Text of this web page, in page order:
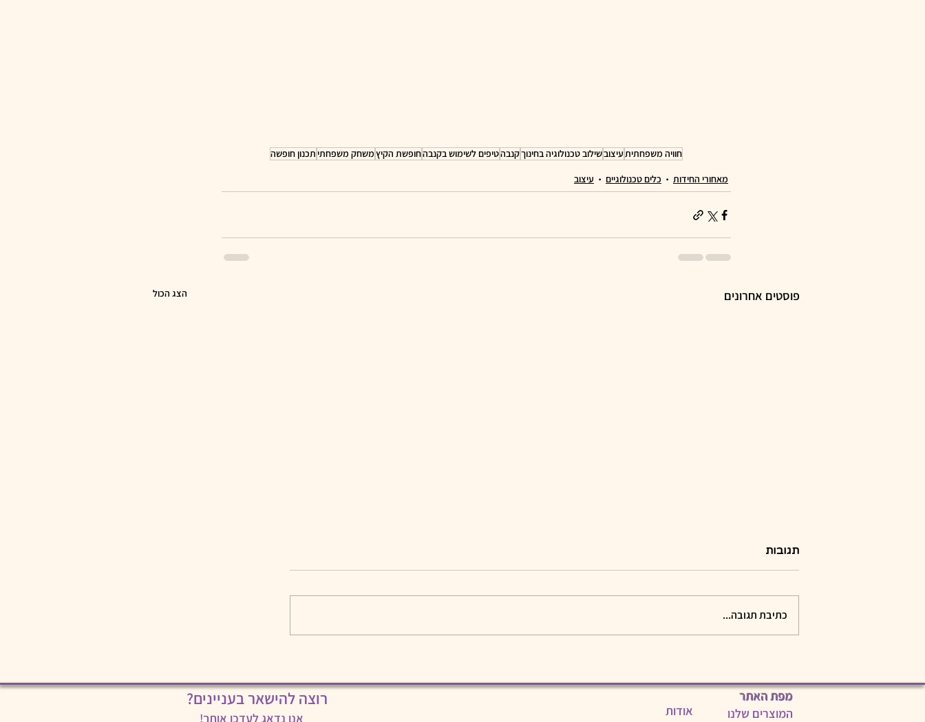
חוויה משפחתיתעיצובשילוב טכנולוגיה בחינוךקנבהטיפים לשימוש בקנבהחופשת הקיץמשחק משפחתיתכנון חופשה
מאחורי החידות כלים טכנולוגיים עיצוב
פוסטים אחרונים הצג הכול
בונים פעילויות לחופשה!
בחופשה?
תגובות
כתיבת תגובה...
רוצה להישאר בעניינים?
אנו נדאג לעדכן אותך!
מפת האתר
המוצרים שלנו
אודות